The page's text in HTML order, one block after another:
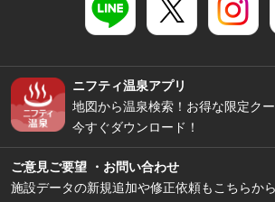
ニフティ温泉アプリ
地図から温泉検索！お得な限定クー
今すぐダウンロード！
ご意見ご要望 ・お問い合わせ
施設データの新規追加や修正依頼もこちらから